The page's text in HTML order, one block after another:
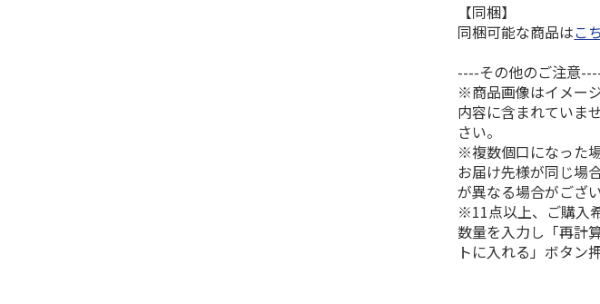
【同梱】
同梱可能な商品はこ
----その他のご注意
※商品画像はイメー
内容に含まれていま
さい。
※複数個口になった
お届け先様が同じ場
が異なる場合がござ
※11点以上、ご購入
数量を入力し「再計
トに入れる」ボタン